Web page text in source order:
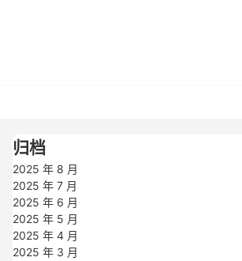
归档
2025 年 8 月
2025 年 7 月
2025 年 6 月
2025 年 5 月
2025 年 4 月
2025 年 3 月